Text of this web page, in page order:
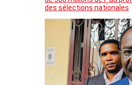
des sélections nationales